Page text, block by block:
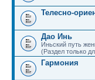
Телесно-
Дао Инь
Иньский путь
(Раздел только
Гармония